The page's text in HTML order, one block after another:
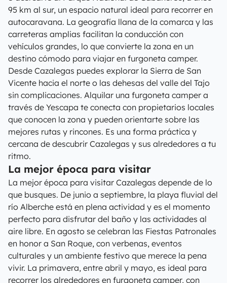
95 km al sur, un espacio natural ideal para recorrer en
autocaravana. La geografía llana de la comarca y las
carreteras amplias facilitan la conducción con
vehículos grandes, lo que convierte la zona en un
destino cómodo para viajar en furgoneta camper.
Desde Cazalegas puedes explorar la Sierra de San
Vicente hacia el norte o las dehesas del valle del Tajo
sin complicaciones. Alquilar una furgoneta camper a
través de Yescapa te conecta con propietarios locales
que conocen la zona y pueden orientarte sobre las
mejores rutas y rincones. Es una forma práctica y
cercana de descubrir Cazalegas y sus alrededores a tu
ritmo.
La mejor época para visitar
La mejor época para visitar Cazalegas depende de lo
que busques. De junio a septiembre, la playa fluvial del
río Alberche está en plena actividad y es el momento
perfecto para disfrutar del baño y las actividades al
aire libre. En agosto se celebran las Fiestas Patronales
en honor a San Roque, con verbenas, eventos
culturales y un ambiente festivo que merece la pena
vivir. La primavera, entre abril y mayo, es ideal para
recorrer los alrededores en furgoneta camper, con